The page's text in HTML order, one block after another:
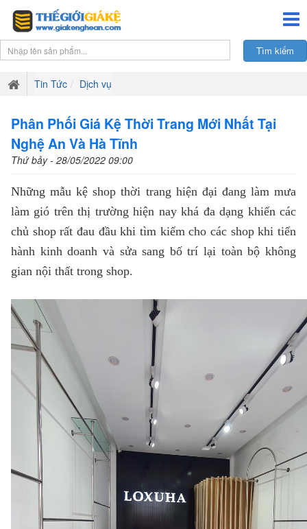
Tin Tức Dịch vụ
Phân Phối Giá Kệ Thời Trang Mới Nhất Tại
Nghệ An Và Hà Tĩnh
Thứ bảy - 28/05/2022 09:00
Những mẫu kệ shop thời trang hiện đại đang làm mưa
làm gió trên thị trường hiện nay khá đa dạng khiến các
chủ shop rất đau đầu khi tìm kiếm cho các shop khi tiến
hành kinh doanh và sửa sang bố trí lại toàn bộ không
gian nội thất trong shop.